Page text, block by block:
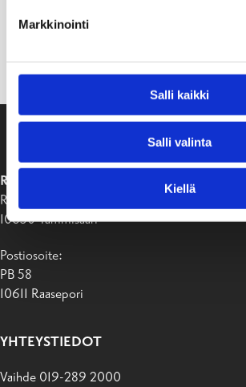
Markkinointi
Salli kaikki
Salli valinta
Kiellä
RAASEPORIN KAUPUNKI
Raaseporintie 37
10650 Tammisaari
Postiosoite:
PB 58
10611 Raasepori
YHTEYSTIEDOT
Vaihde 019-289 2000